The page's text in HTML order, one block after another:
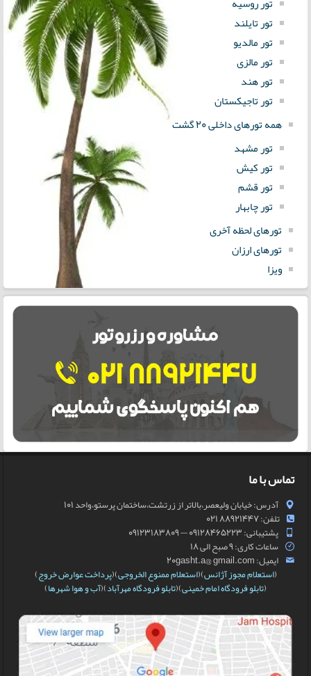
تور تایلند
تور مالدیو
تور مالزی
تور هند
تور تاجیکستان
همه تورهای داخلی 20 گشت
تور مشهد
تور کیش
تور قشم
تور چابهار
تورهای لحظه آخری
تورهای ارزان
ویزا
تماس با ما
آدرس: خیابان ولیعصر،بالاتر از زرتشت،ساختمان پرستو،واحد 101
تلفن: 88921447 021
پشتیبانی: 09128465223 — 09123183809
ساعات کاری: 9 صبح الی 18
ایمیل: 20gasht.a@ gmail.com
(استعلام مجوز آژانس)(استعلام ممنوع الخروجی)(پرداخت عوارض خروج)
(تابلو فرودگاه امام خمینی)(تابلو فرودگاه مهرآباد)(آب و هوا شهرها)